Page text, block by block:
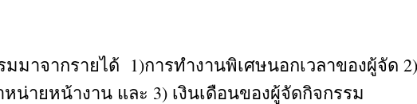
าจากรายได้ 1)การทำงานพิเศษนอกเวลาของผู้จัด 2)
น่ายหน้างาน และ 3) เงินเดือนของผู้จัดกิจกรรม